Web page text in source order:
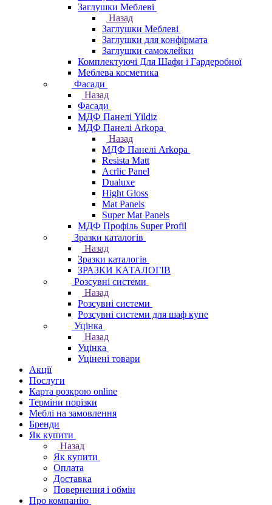
Заглушки Меблеві
Назад
Заглушки Меблеві
Заглушки для конфірмата
Заглушки самоклейки
Комплектуючі Для Шафи і Гардеробної
Меблева косметика
Фасади
Назад
Фасади
МДФ Панелі Yildiz
МДФ Панелі Arkopa
Назад
МДФ Панелі Arkopa
Resista Matt
Acrlic Panel
Dualuxe
Hight Gloss
Mat Panels
Super Mat Panels
МДФ Профіль Super Profil
Зразки каталогів
Назад
Зразки каталогів
ЗРАЗКИ КАТАЛОГІВ
Розсувні системи
Назад
Розсувні системи
Розсувні системи для шаф купе
Уцінка
Назад
Уцінка
Уцінені товари
Акції
Послуги
Карта розкрою online
Терміни порізки
Меблі на замовлення
Бренди
Як купити
Назад
Як купити
Оплата
Доставка
Повернення і обмін
Про компанію